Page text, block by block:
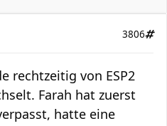
3806
rechtzeitig von ESP2
Farah hat zuerst
hatte eine